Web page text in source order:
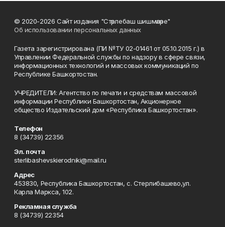
© 2020-2026 Сайт издания "Стәрлебаш шишмәләре"
Об использовании персональных данных
Газета зарегистрирована (ПИ №ТУ 02-01461 от 05.10.2015 г.) в
Управлении Федеральной службы по надзору в сфере связи,
информационных технологий и массовых коммуникаций по
Республике Башкортостан.
УЧРЕДИТЕЛИ: Агентство по печати и средствам массовой
информации Республики Башкортостан, Акционерное
общество Издательский дом «Республика Башкортостан».
Телефон
8 (34739) 22356
Эл. почта
sterlibashevskierodniki@mail.ru
Адрес
453830, Республика Башкортостан, c. Стерлибашево,ул.
Карла Маркса, 102.
Рекламная служба
8 (34739) 22354